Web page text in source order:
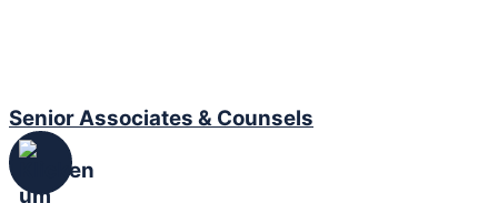
Senior Associates & Counsels